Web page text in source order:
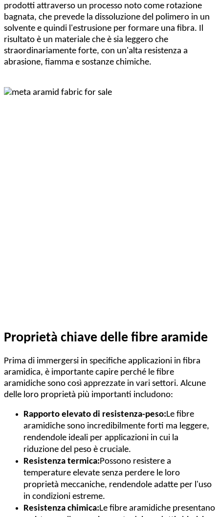
prodotti attraverso un processo noto come rotazione
bagnata, che prevede la dissoluzione del polimero in un
solvente e quindi l'estrusione per formare una fibra. Il
risultato è un materiale che è sia leggero che
straordinariamente forte, con un'alta resistenza a
abrasione, fiamma e sostanze chimiche.
Proprietà chiave delle fibre aramide
Prima di immergersi in specifiche applicazioni in fibra
aramidica, è importante capire perché le fibre
aramidiche sono così apprezzate in vari settori. Alcune
delle loro proprietà più importanti includono:
Rapporto elevato di resistenza-peso:Le fibre
aramidiche sono incredibilmente forti ma leggere,
rendendole ideali per applicazioni in cui la
riduzione del peso è cruciale.
Resistenza termica:Possono resistere a
temperature elevate senza perdere le loro
proprietà meccaniche, rendendole adatte per l'uso
in condizioni estreme.
Resistenza chimica:Le fibre aramidiche presentano